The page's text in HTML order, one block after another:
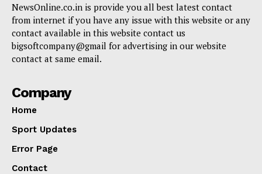
NewsOnline.co.in is provide you all best latest contact
from internet if you have any issue with this website or any
contact available in this website contact us
bigsoftcompany@gmail for advertising in our website
contact at same email.
Company
Home
Sport Updates
Error Page
Contact